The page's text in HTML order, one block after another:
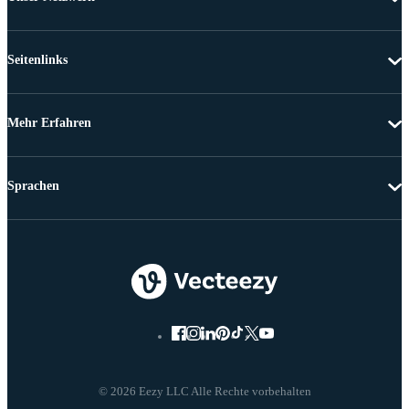
Seitenlinks
Mehr Erfahren
© 2026 Eezy LLC Alle Rechte vorbehalten
Sprachen